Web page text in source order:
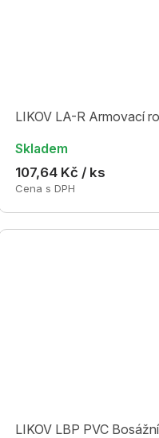
LIKOV LA-R Armovací
Skladem
107,64 Kč / ks
Cena s DPH
LIKOV LBP PVC